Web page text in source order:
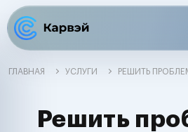
ГЛАВНАЯ УСЛУГИ РЕШИТЬ
Решить